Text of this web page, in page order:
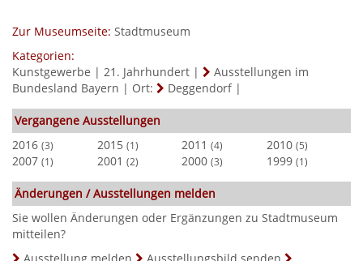
Zur Museumseite: Stadtmuseum
Kategorien:
Kunstgewerbe | 21. Jahrhundert |
Ausstellungen im
Bundesland Bayern | Ort: Deggendorf |
Vergangene Ausstellungen
2016 (3) 2015 (1) 2011 (4) 2010 (5)
2007 (1) 2001 (2) 2000 (3) 1999 (1)
Änderungen / Ausstellungen melden
Sie wollen Änderungen oder Ergänzungen zu Stadtmuseum
mitteilen?
Ausstellung melden
Ausstellungsbild senden